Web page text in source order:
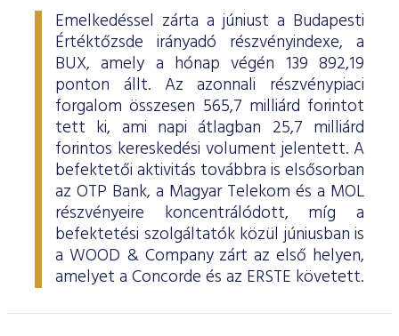
Emelkedéssel zárta a júniust a Budapesti
Értéktőzsde irányadó részvényindexe, a
BUX, amely a hónap végén 139 892,19
ponton állt. Az azonnali részvénypiaci
forgalom összesen 565,7 milliárd forintot
tett ki, ami napi átlagban 25,7 milliárd
forintos kereskedési volument jelentett. A
befektetői aktivitás továbbra is elsősorban
az OTP Bank, a Magyar Telekom és a MOL
részvényeire koncentrálódott, míg a
befektetési szolgáltatók közül júniusban is
a WOOD & Company zárt az első helyen,
amelyet a Concorde és az ERSTE követett.